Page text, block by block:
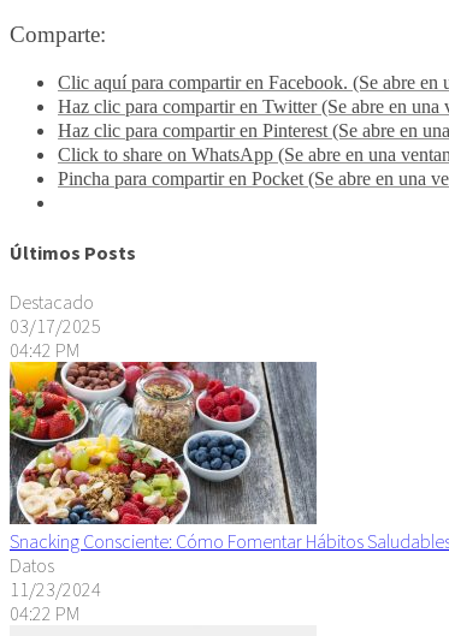
Comparte:
Clic aquí para compartir en Facebook. (Se abre en
Haz clic para compartir en Twitter (Se abre en una
Haz clic para compartir en Pinterest (Se abre en
Click to share on WhatsApp (Se abre en una
Pincha para compartir en Pocket (Se abre en una
Últimos Posts
Destacado
03/17/2025
04:42 PM
Snacking Consciente: Cómo Fomentar Hábitos
Datos
11/23/2024
04:22 PM